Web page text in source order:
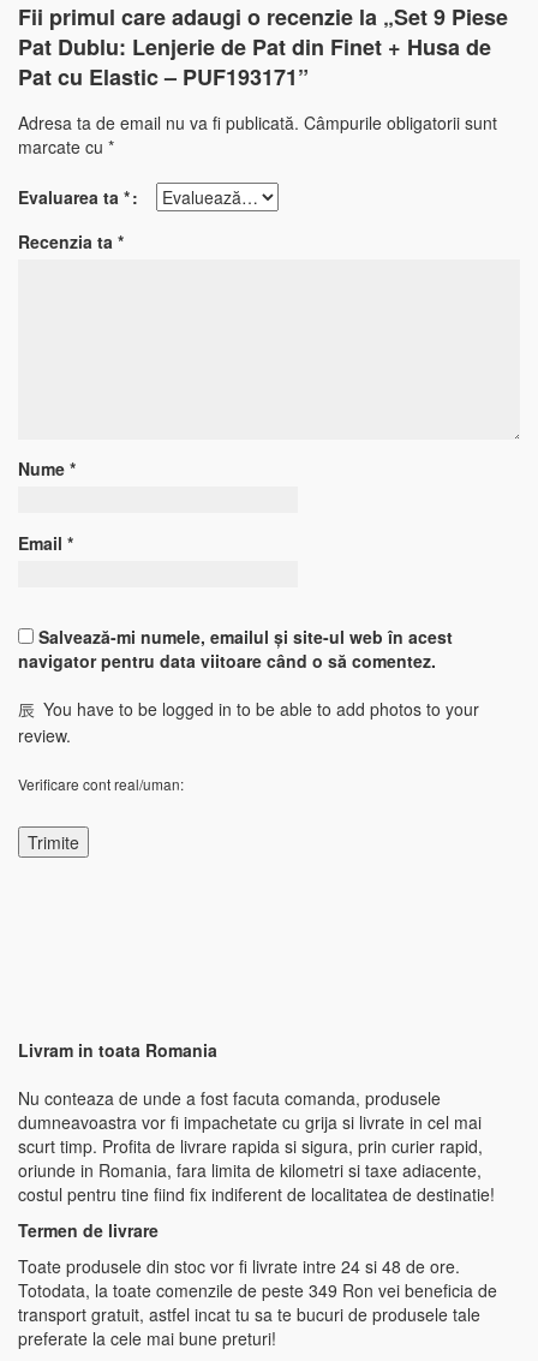
Fii primul care adaugi o recenzie la „Set 9 Piese
Pat Dublu: Lenjerie de Pat din Finet + Husa de
Pat cu Elastic – PUF193171”
Adresa ta de email nu va fi publicată. Câmpurile obligatorii sunt
marcate cu *
Evaluarea ta *
Recenzia ta *
Nume *
Email *
Salvează-mi numele, emailul și site-ul web în acest
navigator pentru data viitoare când o să comentez.
You have to be logged in to be able to add photos to your
review.
Verificare cont real/uman:
Livram in toata Romania
Nu conteaza de unde a fost facuta comanda, produsele
dumneavoastra vor fi impachetate cu grija si livrate in cel mai
scurt timp. Profita de livrare rapida si sigura, prin curier rapid,
oriunde in Romania, fara limita de kilometri si taxe adiacente,
costul pentru tine fiind fix indiferent de localitatea de destinatie!
Termen de livrare
Toate produsele din stoc vor fi livrate intre 24 si 48 de ore.
Totodata, la toate comenzile de peste 349 Ron vei beneficia de
transport gratuit, astfel incat tu sa te bucuri de produsele tale
preferate la cele mai bune preturi!